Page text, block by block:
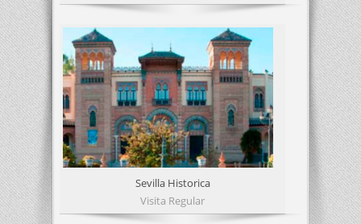
Sevilla Historica
Visita Regular